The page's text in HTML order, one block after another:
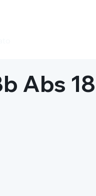
Abs 18